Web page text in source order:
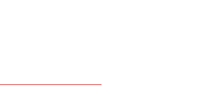
署从严抓好疫情防控工作 中共中央总书记习近平主持会议